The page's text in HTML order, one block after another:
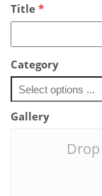
Title *
Category
Gallery